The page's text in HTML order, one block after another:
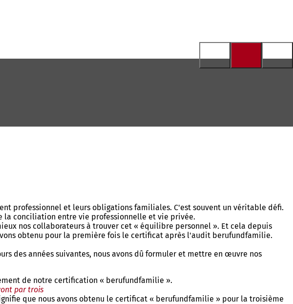
professionnel et leurs obligations familiales. C'est souvent un véritable défi.
conciliation entre vie professionnelle et vie privée.
nos collaborateurs à trouver cet « équilibre personnel ». Et cela depuis
obtenu pour la première fois le certificat après l'audit berufundfamilie.
des années suivantes, nous avons dû formuler et mettre en œuvre nos
de notre certification « berufundfamilie ».
par trois
que nous avons obtenu le certificat « berufundfamilie » pour la troisième